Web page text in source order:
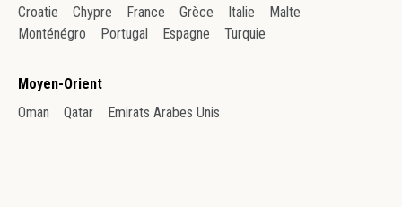
Croatie
Chypre France Grèce Italie
Malte
Monténégro
Portugal Espagne Turquie
Moyen-Orient
Oman
Qatar Emirats Arabes Unis